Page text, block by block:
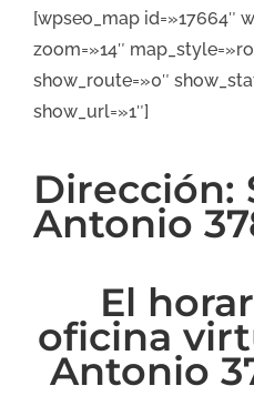
[wpseo_map id=»17664″
zoom=»14″
show_route=»0″
show_url=»1″]
Dirección:
Antonio
El
oficina
Antonio